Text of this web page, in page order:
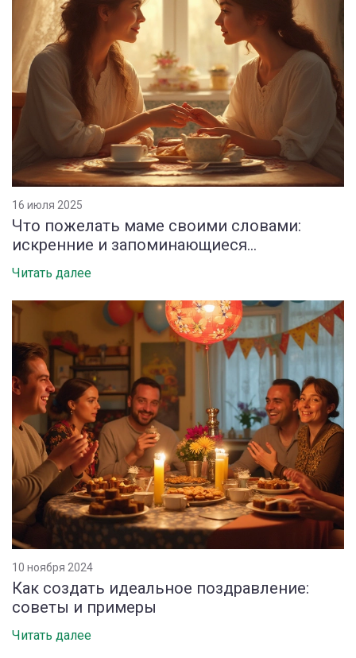
16 июля 2025
Что пожелать маме своими словами:
искренние и запоминающиеся
поздравления
Читать далее
10 ноября 2024
Как создать идеальное поздравление:
советы и примеры
Читать далее